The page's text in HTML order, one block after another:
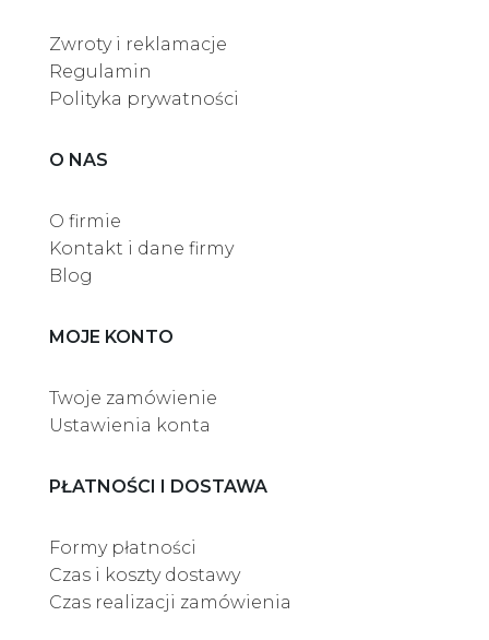
Zwroty i reklamacje
Regulamin
Polityka prywatności
O NAS
O firmie
Kontakt i dane firmy
Blog
MOJE KONTO
Twoje zamówienie
Ustawienia konta
PŁATNOŚCI I DOSTAWA
Formy płatności
Czas i koszty dostawy
Czas realizacji zamówienia